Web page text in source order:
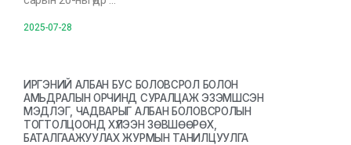
2025-07-28
ИРГЭНИЙ АЛБАН БУС БОЛОВСРОЛ БОЛОН
АМЬДРАЛЫН ОРЧИНД СУРАЛЦАЖ ЭЗЭМШСЭН
МЭДЛЭГ, ЧАДВАРЫГ АЛБАН БОЛОВСРОЛЫН
ТОГТОЛЦООНД ХҮЛЭЭН ЗӨВШӨӨРӨХ,
БАТАЛГААЖУУЛАХ ЖУРМЫН ТАНИЛЦУУЛГА